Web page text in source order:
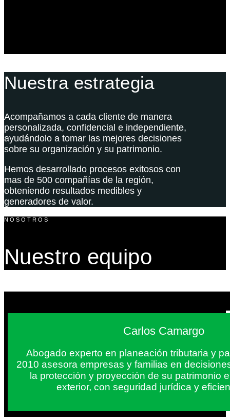
Nuestra estrategia
Acompañamos a cada cliente de manera
personalizada, confidencial e independiente,
ayudándolo a tomar las mejores decisiones
sobre su organización y su patrimonio.
Hemos desarrollado procesos exitosos con
mas de 500 compañías de la región,
obteniendo resultados medibles y
generadores de valor.
NOSOTROS
Nuestro equipo
Carlos Camargo
Abogado experto en planeación tributaria y
2010 asesora empresas y familias en
la protección y proyección de su patrimonio
exterior, con seguridad jurídica y